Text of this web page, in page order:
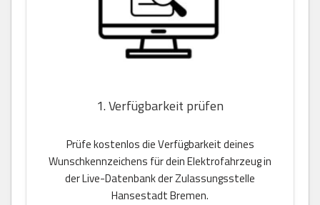
1. Verfügbarkeit prüfen
Prüfe kostenlos die Verfügbarkeit deines
Wunschkennzeichens für dein Elektrofahrzeug in
der Live-Datenbank der Zulassungsstelle
Hansestadt Bremen.